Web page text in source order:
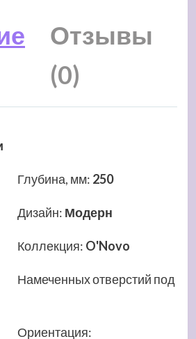
Отзывы
(0)
Глубина, мм: 250
Дизайн: Модерн
Коллекция: O'Novo
Намеченных отверстий под
Ориентация: